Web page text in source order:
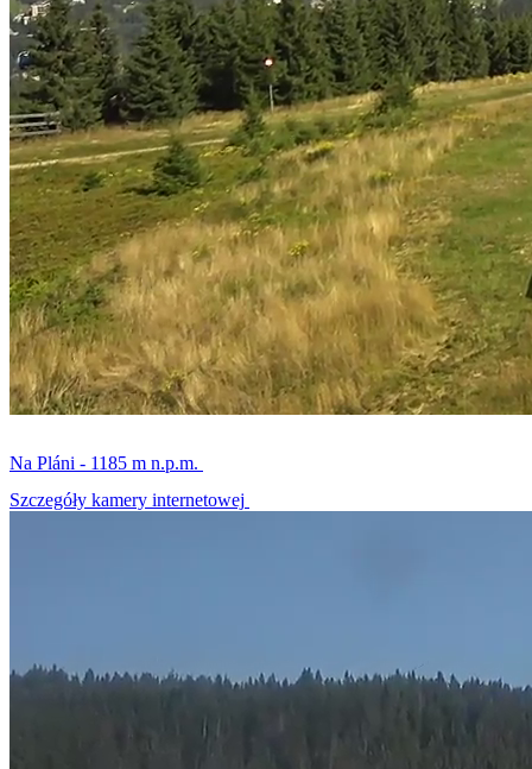
Na Pláni - 1185 m n.p.m.
Szczegóły kamery internetowej